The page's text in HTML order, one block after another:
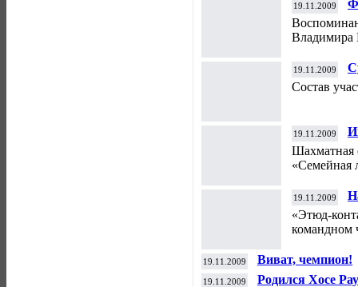
19.11.2009
Владимира
19.11.2009
Состав
19.11.2009
Шахматная
«Семейная
19.11.2009
«Этюд-
командном
19.11.2009 Виват, чемпион!
19.11.2009 Родился Хосе